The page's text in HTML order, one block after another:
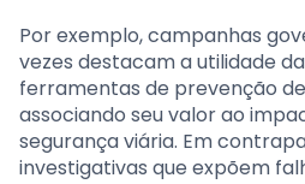
Por exemplo, campanhas
vezes destacam a utilidade
ferramentas de prevenção
associando seu valor ao
segurança viária. Em
investigativas que expõem